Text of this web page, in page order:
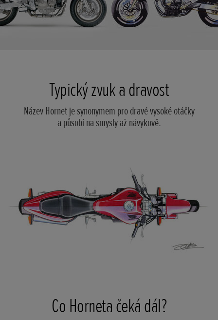
Typický zvuk a dravost
Název Hornet je synonymem pro dravé vysoké otáčky
a působí na smysly až návykově.
Co Horneta čeká dál?